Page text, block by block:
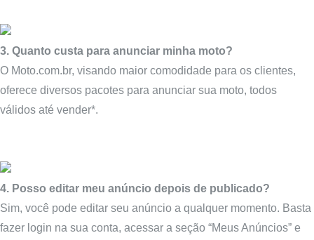
3. Quanto custa para anunciar minha moto?
O Moto.com.br, visando maior comodidade para os clientes,
oferece diversos pacotes para anunciar sua moto, todos
válidos até vender*.
4. Posso editar meu anúncio depois de publicado?
Sim, você pode editar seu anúncio a qualquer momento. Basta
fazer login na sua conta, acessar a seção “Meus Anúncios” e